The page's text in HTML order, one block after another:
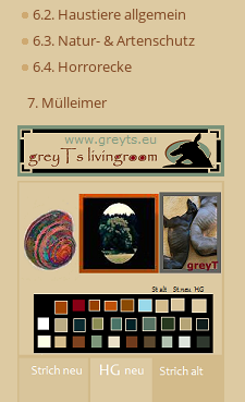
6.2. Haustiere allgemein
6.3. Natur- & Artenschutz
6.4. Horrorecke
7. Mülleimer